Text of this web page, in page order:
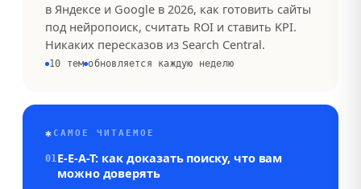
в Яндексе и Google в 2026, как готовить сайты
под нейропоиск, считать ROI и ставить KPI.
Никаких пересказов из Search Central.
10 тем обновляется каждую неделю
✱ САМОЕ ЧИТАЕМОЕ
01E-E-A-T: как доказать поиску, что вам
можно доверять